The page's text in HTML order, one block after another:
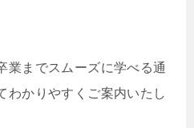
業までスムーズに学べる通
わかりやすくご案内いたし